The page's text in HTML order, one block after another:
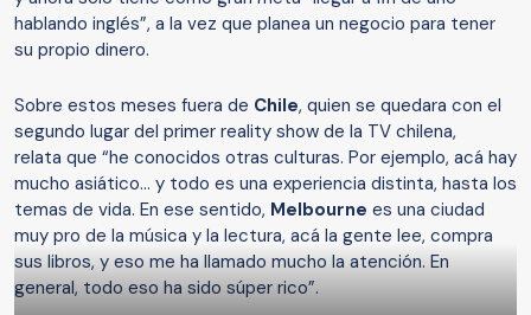
hablando inglés”, a la vez que planea un negocio para tener
su propio dinero.
Sobre estos meses fuera de Chile, quien se quedara con el
segundo lugar del primer reality show de la TV chilena,
relata que “he conocidos otras culturas. Por ejemplo, acá hay
mucho asiático… y todo es una experiencia distinta, hasta los
temas de vida. En ese sentido, Melbourne es una ciudad
muy pro de la música y la lectura, acá la gente lee, compra
sus libros, y eso me ha llamado mucho la atención. En
general, todo eso ha sido súper rico”.